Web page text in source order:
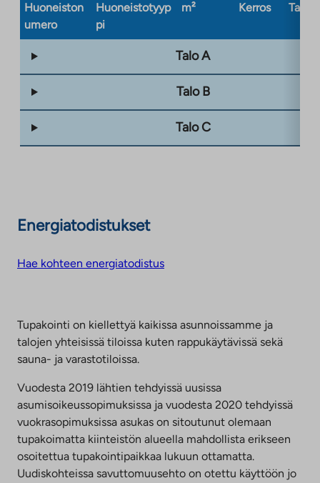
Huoneiston
umero
Huoneistotyyp
pi
m² Kerros
Talo A
Talo B
Talo C
Energiatodistukset
Hae kohteen energiatodistus
Tupakointi on kiellettyä kaikissa asunnoissamme ja
talojen yhteisissä tiloissa kuten rappukäytävissä sekä
sauna- ja varastotiloissa.
Vuodesta 2019 lähtien tehdyissä uusissa
asumisoikeussopimuksissa ja vuodesta 2020 tehdyissä
vuokrasopimuksissa asukas on sitoutunut olemaan
tupakoimatta kiinteistön alueella mahdollista erikseen
osoitettua tupakointipaikkaa lukuun ottamatta.
Uudiskohteissa savuttomuusehto on otettu käyttöön jo